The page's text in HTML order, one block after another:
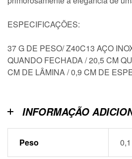
ESPECIFICAÇÕES:
37 G DE PESO/ Z40C13 AÇO
QUANDO FECHADA / 20,5 CM
CM DE LÂMINA / 0,9 CM DE
INFORMAÇÃO
Peso